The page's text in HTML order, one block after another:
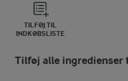
TILFØJ TIL
INDKØBSLISTE
Tilføj alle ingredienser